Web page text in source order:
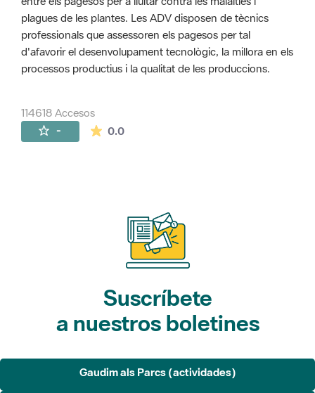
plagues de les plantes. Les ADV disposen de tècnics
professionals que assessoren els pagesos per tal
d'afavorir el desenvolupament tecnològic, la millora en els
processos productius i la qualitat de les produccions.
114618 Accesos
- 0.0La valoración media es de 0 estrellas de
Suscríbete
a nuestros boletines
Gaudim als Parcs (actividades)